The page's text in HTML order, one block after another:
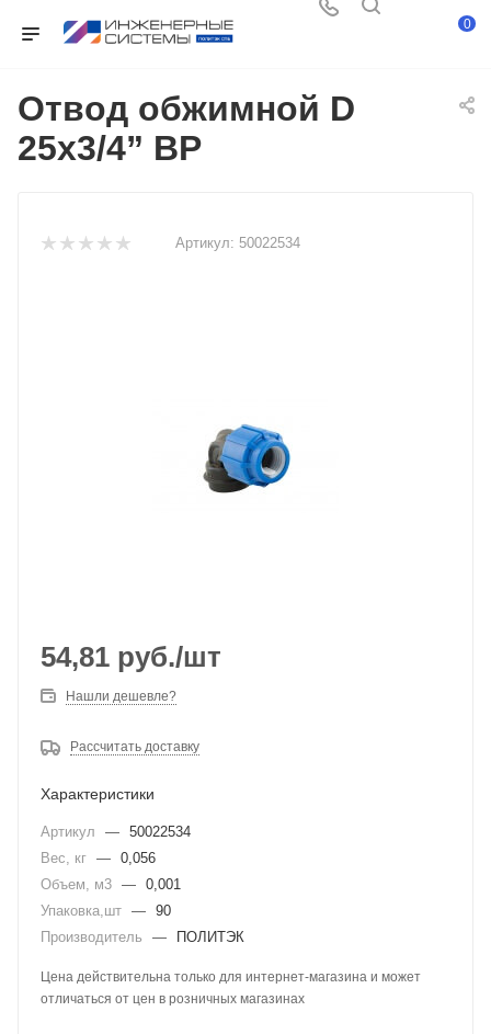
0
Отвод обжимной D
25x3/4” ВР
Артикул: 50022534
54,81 руб./шт
Нашли дешевле?
Рассчитать доставку
Характеристики
Артикул — 50022534
Вес, кг — 0,056
Объем, м3 — 0,001
Упаковка,шт — 90
Производитель
— ПОЛИТЭК
Цена действительна только для интернет-магазина и может
отличаться от цен в розничных магазинах